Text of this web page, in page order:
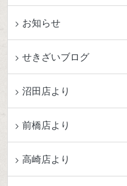
お知らせ
せきざいブログ
沼田店より
前橋店より
高崎店より